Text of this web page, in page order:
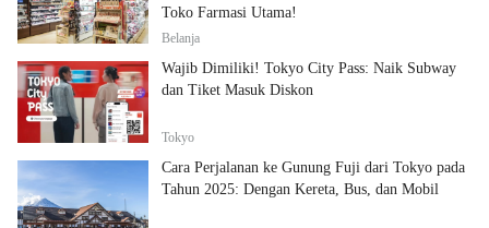
Toko Farmasi Utama!
Belanja
Wajib Dimiliki! Tokyo City Pass: Naik Subway
dan Tiket Masuk Diskon
Tokyo
Cara Perjalanan ke Gunung Fuji dari Tokyo pada
Tahun 2025: Dengan Kereta, Bus, dan Mobil